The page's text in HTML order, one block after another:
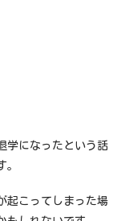
学になったという話
。
起こってしまった場